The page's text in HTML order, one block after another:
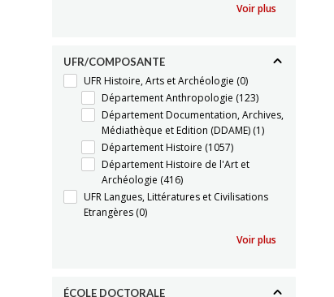
Voir plus
UFR/COMPOSANTE
UFR Histoire, Arts et Archéologie (0)
Département Anthropologie (123)
Département Documentation, Archives,
Médiathèque et Edition (DDAME) (1)
Département Histoire (1057)
Département Histoire de l'Art et
Archéologie (416)
UFR Langues, Littératures et Civilisations
Etrangères (0)
Voir plus
ÉCOLE DOCTORALE